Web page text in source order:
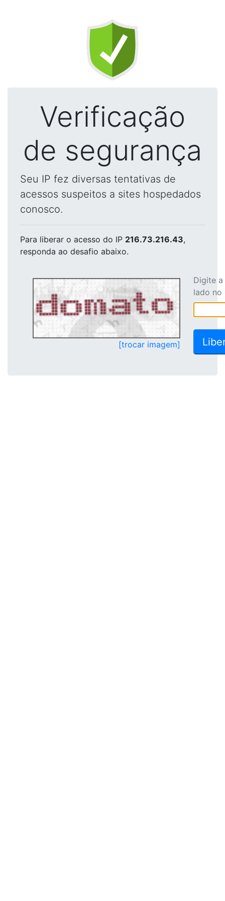
Verificação
de segurança
Seu IP fez diversas tentativas de
acessos suspeitos a sites hospedados
conosco.
Para liberar o acesso do IP 216.73.216.43,
responda ao desafio abaixo.
[trocar imagem]
Digite
lado no